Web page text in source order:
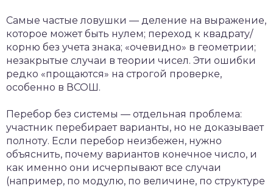
Самые частые ловушки — деление на выражение,
которое может быть нулем; переход к квадрату/
корню без учета знака; «очевидно» в геометрии;
незакрытые случаи в теории чисел. Эти ошибки
редко «прощаются» на строгой проверке,
особенно в ВСОШ.
Перебор без системы — отдельная проблема:
участник перебирает варианты, но не доказывает
полноту. Если перебор неизбежен, нужно
объяснить, почему вариантов конечное число, и
как именно они исчерпывают все случаи
(например, по модулю, по величине, по структуре